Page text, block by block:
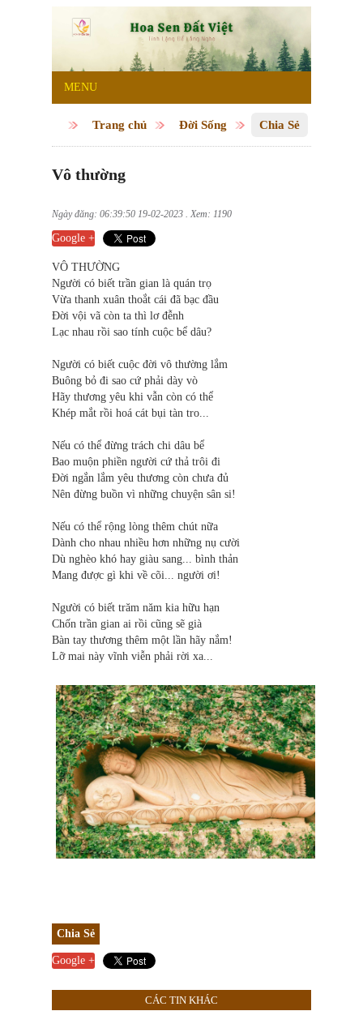
MENU
Trang chủ Đời Sống Chia Sẻ
Vô thường
Ngày đăng: 06:39:50 19-02-2023 . Xem: 1190
Google +
VÔ THƯỜNG
Người có biết trần gian là quán trọ
Vừa thanh xuân thoắt cái đã bạc đầu
Đời vội vã còn ta thì lơ đễnh
Lạc nhau rồi sao tính cuộc bể dâu?
Người có biết cuộc đời vô thường lắm
Buông bỏ đi sao cứ phải dày vò
Hãy thương yêu khi vẫn còn có thể
Khép mắt rồi hoá cát bụi tàn tro...
Nếu có thể đừng trách chi dâu bể
Bao muộn phiền người cứ thả trôi đi
Đời ngắn lắm yêu thương còn chưa đủ
Nên đừng buồn vì những chuyện sân si!
Nếu có thể rộng lòng thêm chút nữa
Dành cho nhau nhiều hơn những nụ cười
Dù nghèo khó hay giàu sang... bình thản
Mang được gì khi về cõi... người ơi!
Người có biết trăm năm kia hữu hạn
Chốn trần gian ai rồi cũng sẽ già
Bàn tay thương thêm một lần hãy nắm!
Lỡ mai này vĩnh viễn phải rời xa...
Chia Sẻ
Google +
CÁC TIN KHÁC